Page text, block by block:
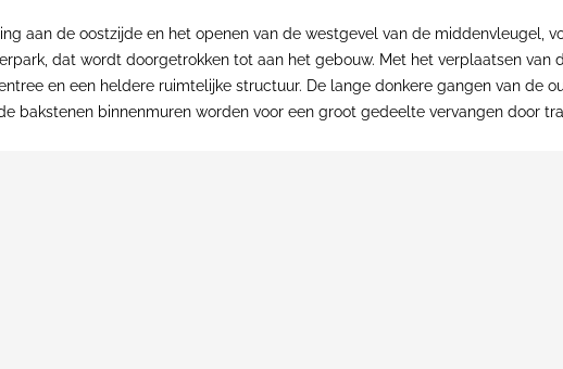
aan de oostzijde en het openen van de westgevel van de middenvleugel,
dat wordt doorgetrokken tot aan het gebouw. Met het verplaatsen
en een heldere ruimtelijke structuur. De lange donkere gangen van de
bakstenen binnenmuren worden voor een groot gedeelte vervangen door